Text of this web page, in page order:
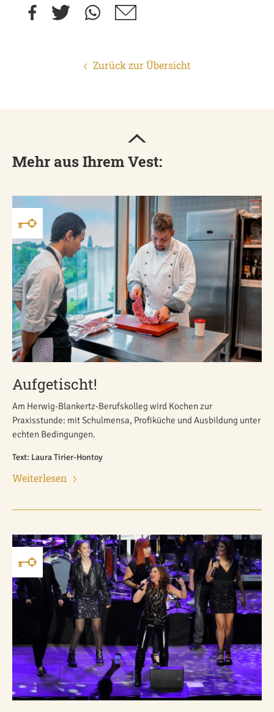
Zurück zur Übersicht
Mehr aus Ihrem Vest:
Aufgetischt!
Am Herwig-Blankertz-Berufskolleg wird Kochen zur
Praxisstunde: mit Schulmensa, Profiküche und Ausbildung unter
echten Bedingungen.
Text: Laura Tirier-Hontoy
Weiterlesen